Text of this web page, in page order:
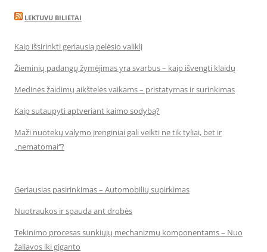
LEKTUVU BILIETAI
Kaip išsirinkti geriausią pelėsio valiklį
Žieminių padangų žymėjimas yra svarbus – kaip išvengti klaidų
Medinės žaidimų aikštelės vaikams – pristatymas ir surinkimas
Kaip sutaupyti aptveriant kaimo sodybą?
Maži nuotekų valymo įrenginiai gali veikti ne tik tyliai, bet ir
„nematomai‘‘?
Geriausias pasirinkimas – Automobilių supirkimas
Nuotraukos ir spauda ant drobės
Tekinimo procesas sunkiųjų mechanizmų komponentams – Nuo
žaliavos iki giganto